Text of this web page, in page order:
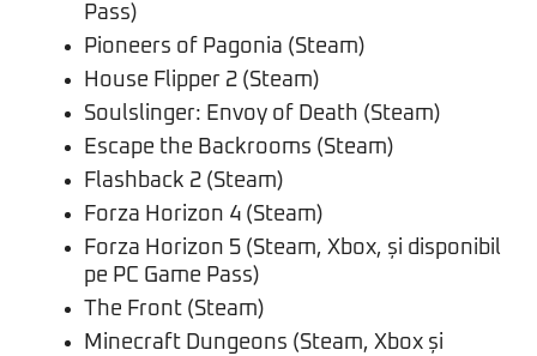
Pass)
Pioneers of Pagonia (Steam)
House Flipper 2 (Steam)
Soulslinger: Envoy of Death (Steam)
Escape the Backrooms (Steam)
Flashback 2 (Steam)
Forza Horizon 4 (Steam)
Forza Horizon 5 (Steam, Xbox, și disponibil
pe PC Game Pass)
The Front (Steam)
Minecraft Dungeons (Steam, Xbox și